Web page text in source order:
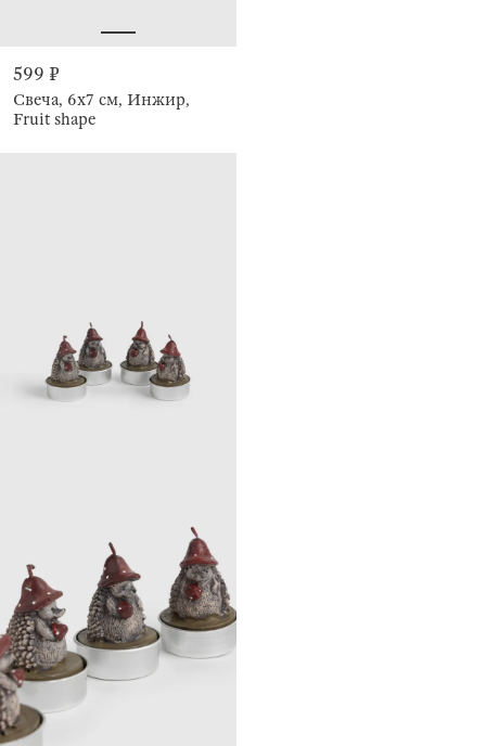
599 ₽
Свеча, 6х7 см, Инжир,
Fruit shape